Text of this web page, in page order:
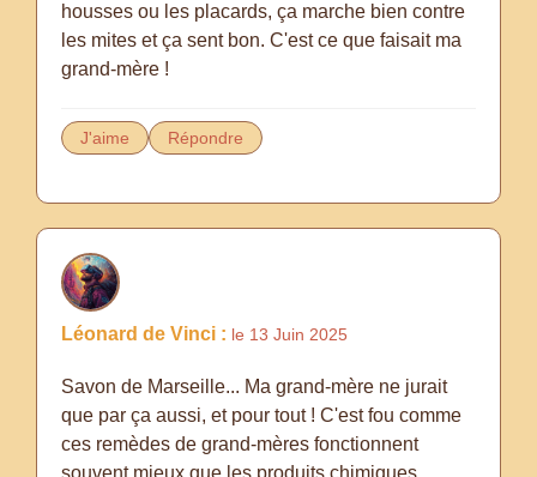
housses ou les placards, ça marche bien contre
les mites et ça sent bon. C'est ce que faisait ma
grand-mère !
J'aime Répondre
Léonard de Vinci : le 13 Juin 2025
Savon de Marseille... Ma grand-mère ne jurait
que par ça aussi, et pour tout ! C'est fou comme
ces remèdes de grand-mères fonctionnent
souvent mieux que les produits chimiques